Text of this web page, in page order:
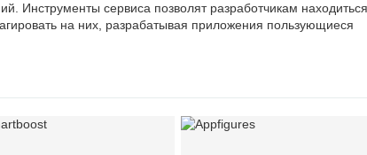
Инструменты сервиса позволят разработчикам
на них, разрабатывая приложения пользующиеся